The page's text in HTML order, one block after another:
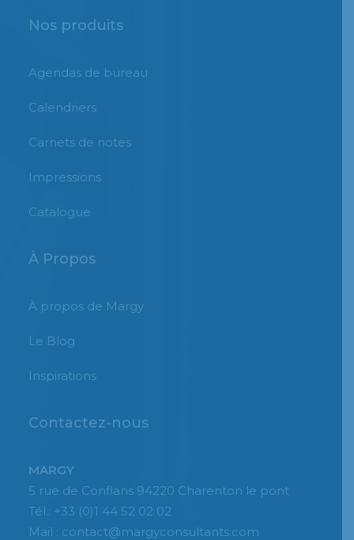
Nos produits
Agendas de bureau
Calendriers
Carnets de notes
Impressions
Catalogue
À Propos
À propos de Margy
Le Blog
Inspirations
Contactez-nous
MARGY
5 rue de Conflans 94220 Charenton le pont
Tél.: +33 (0)1 44 52 02 02
Mail : contact@margyconsultants.com